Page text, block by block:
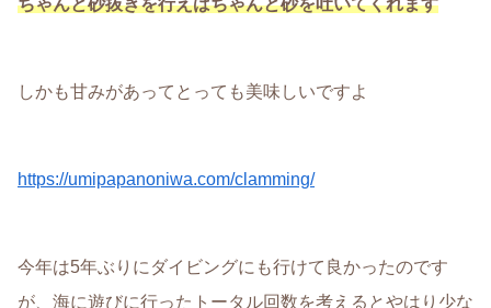
ちゃんと砂抜きを行えばちゃんと砂を吐いてくれます
しかも甘みがあってとっても美味しいですよ
https://umipapanoniwa.com/clamming/
今年は5年ぶりにダイビングにも行けて良かったのです
が、海に遊びに行ったトータル回数を考えるとやはり少な